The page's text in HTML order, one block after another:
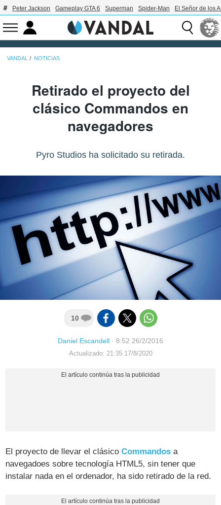
Peter Jackson Gameplay GTA 6 Superman Spider-Man El Señor de los
VANDAL NOTICIAS
Retirado el proyecto del
clásico Commandos en
navegadores
Pyro Studios ha solicitado su retirada.
10
Daniel Escandell · 8:52 26/2/2016
Actualizado: 21:35 17/8/2020
El proyecto de llevar el clásicoCommandos a
navegadoes sobre tecnología HTML5, sin tener que
instalar nada en el ordenador, ha sido retirado de la red.